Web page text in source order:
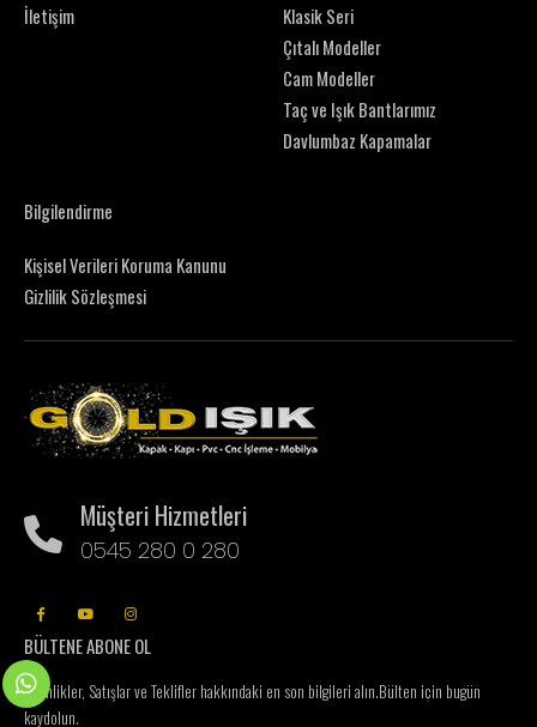
İletişim
Klasik Seri
Çıtalı Modeller
Cam Modeller
Taç ve Işık Bantlarımız
Davlumbaz Kapamalar
Bilgilendirme
Kişisel Verileri Koruma Kanunu
Gizlilik Sözleşmesi
Müşteri Hizmetleri
0545 280 0 280
BÜLTENE ABONE OL
Etkinlikler, Satışlar ve Teklifler hakkındaki en son bilgileri alın.Bülten için bugün
kaydolun.